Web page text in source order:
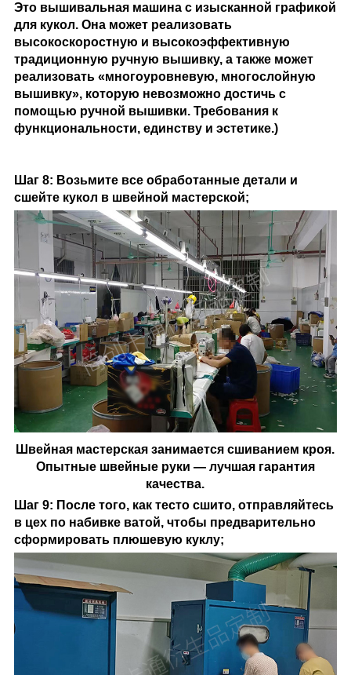
Это вышивальная машина с изысканной графикой
для кукол. Она может реализовать
высокоскоростную и высокоэффективную
традиционную ручную вышивку, а также может
реализовать «многоуровневую, многослойную
вышивку», которую невозможно достичь с
помощью ручной вышивки. Требования к
функциональности, единству и эстетике.)
Шаг 8: Возьмите все обработанные детали и
сшейте кукол в швейной мастерской;
Швейная мастерская занимается сшиванием кроя.
Опытные швейные руки — лучшая гарантия
качества.
Шаг 9: После того, как тесто сшито, отправляйтесь
в цех по набивке ватой, чтобы предварительно
сформировать плюшевую куклу;